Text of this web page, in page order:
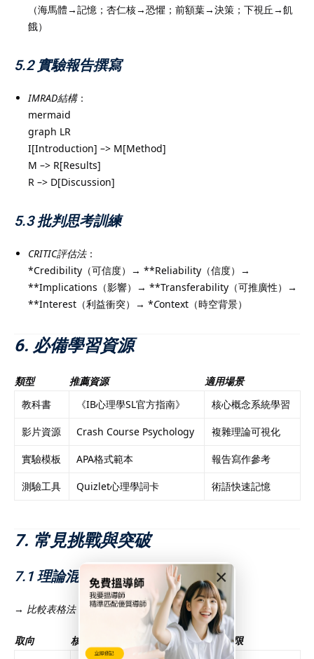
×
（海馬體→記憶；杏仁核→恐懼；前額葉→決策；下視丘→飢
餓）
5.2 實驗報告撰寫
IMRAD結構：
mermaid
graph LR
I[Introduction] –> M[Method]
M –> R[Results]
R –> D[Discussion]
5.3 批判思考訓練
CRITIC評估法：
*Credibility（可信度）→ **Reliability（信度）→
**Implications（影響）→ **Transferability（可推廣性）→
**Interest（利益衝突）→ *Context（時空背景）
6. 必備學習資源
類型 推薦資源
適用場景
教科書
《IB心理學SL官方指南》 核心概念系統學習
影片資源 Crash Course Psychology 複雜理論可視化
實驗模板 APA格式範本 報告寫作參考
測驗工具 Quizlet心理學詞卡 術語快速記憶
7. 常見挑戰與突破
7.1 理論混淆
→ 比較表格法：
取向 核心主張 研究方法
局限